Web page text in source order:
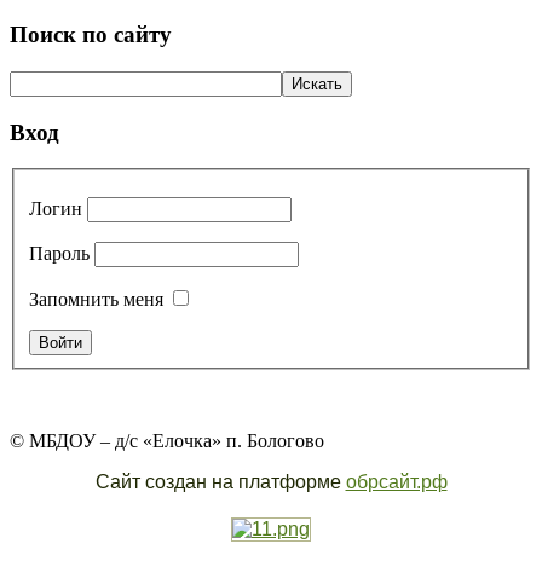
Поиск по сайту
Вход
Логин
Пароль
Запомнить меня
© МБДОУ – д/с «Елочка» п. Бологово
Сайт создан на платформе обрсайт.рф